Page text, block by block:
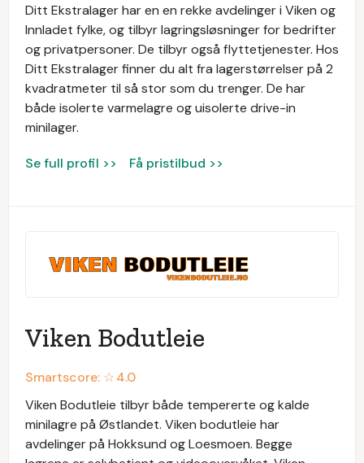
Ditt Ekstralager har en en rekke avdelinger i Viken og
Innladet fylke, og tilbyr lagringsløsninger for bedrifter
og privatpersoner. De tilbyr også flyttetjenester. Hos
Ditt Ekstralager finner du alt fra lagerstørrelser på 2
kvadratmeter til så stor som du trenger. De har
både isolerte varmelagre og uisolerte drive-in
minilager.
Se full profil >> Få pristilbud >>
Viken Bodutleie
Smartscore: ☆4.0
Viken Bodutleie tilbyr både tempererte og kalde
minilagre på Østlandet. Viken bodutleie har
avdelinger på Hokksund og Loesmoen. Begge